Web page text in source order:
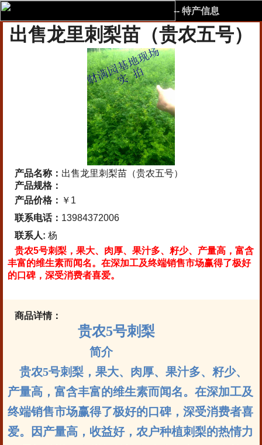
-- 特产信息
出售龙里刺梨苗（贵农五号）
产品名称： 出售龙里刺梨苗（贵农五号）
产品规格：
产品价格： ￥1
联系电话： 13984372006
联系人: 杨
贵农5号刺梨，果大、肉厚、果汁多、籽少、产量高，富含
丰富的维生素而闻名。在深加工及终端销售市场赢得了极好
的口碑，深受消费者喜爱。
商品详情：
贵农5号刺梨
简介
贵农5号刺梨，果大、肉厚、果汁多、籽少、
产量高，富含丰富的维生素而闻名。在深加工及
终端销售市场赢得了极好的口碑，深受消费者喜
爱。因产量高，收益好，农户种植刺梨的热情力